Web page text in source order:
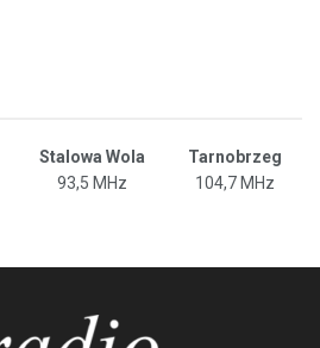
Stalowa Wola
Tarnobrzeg
93,5 MHz 104,7 MHz